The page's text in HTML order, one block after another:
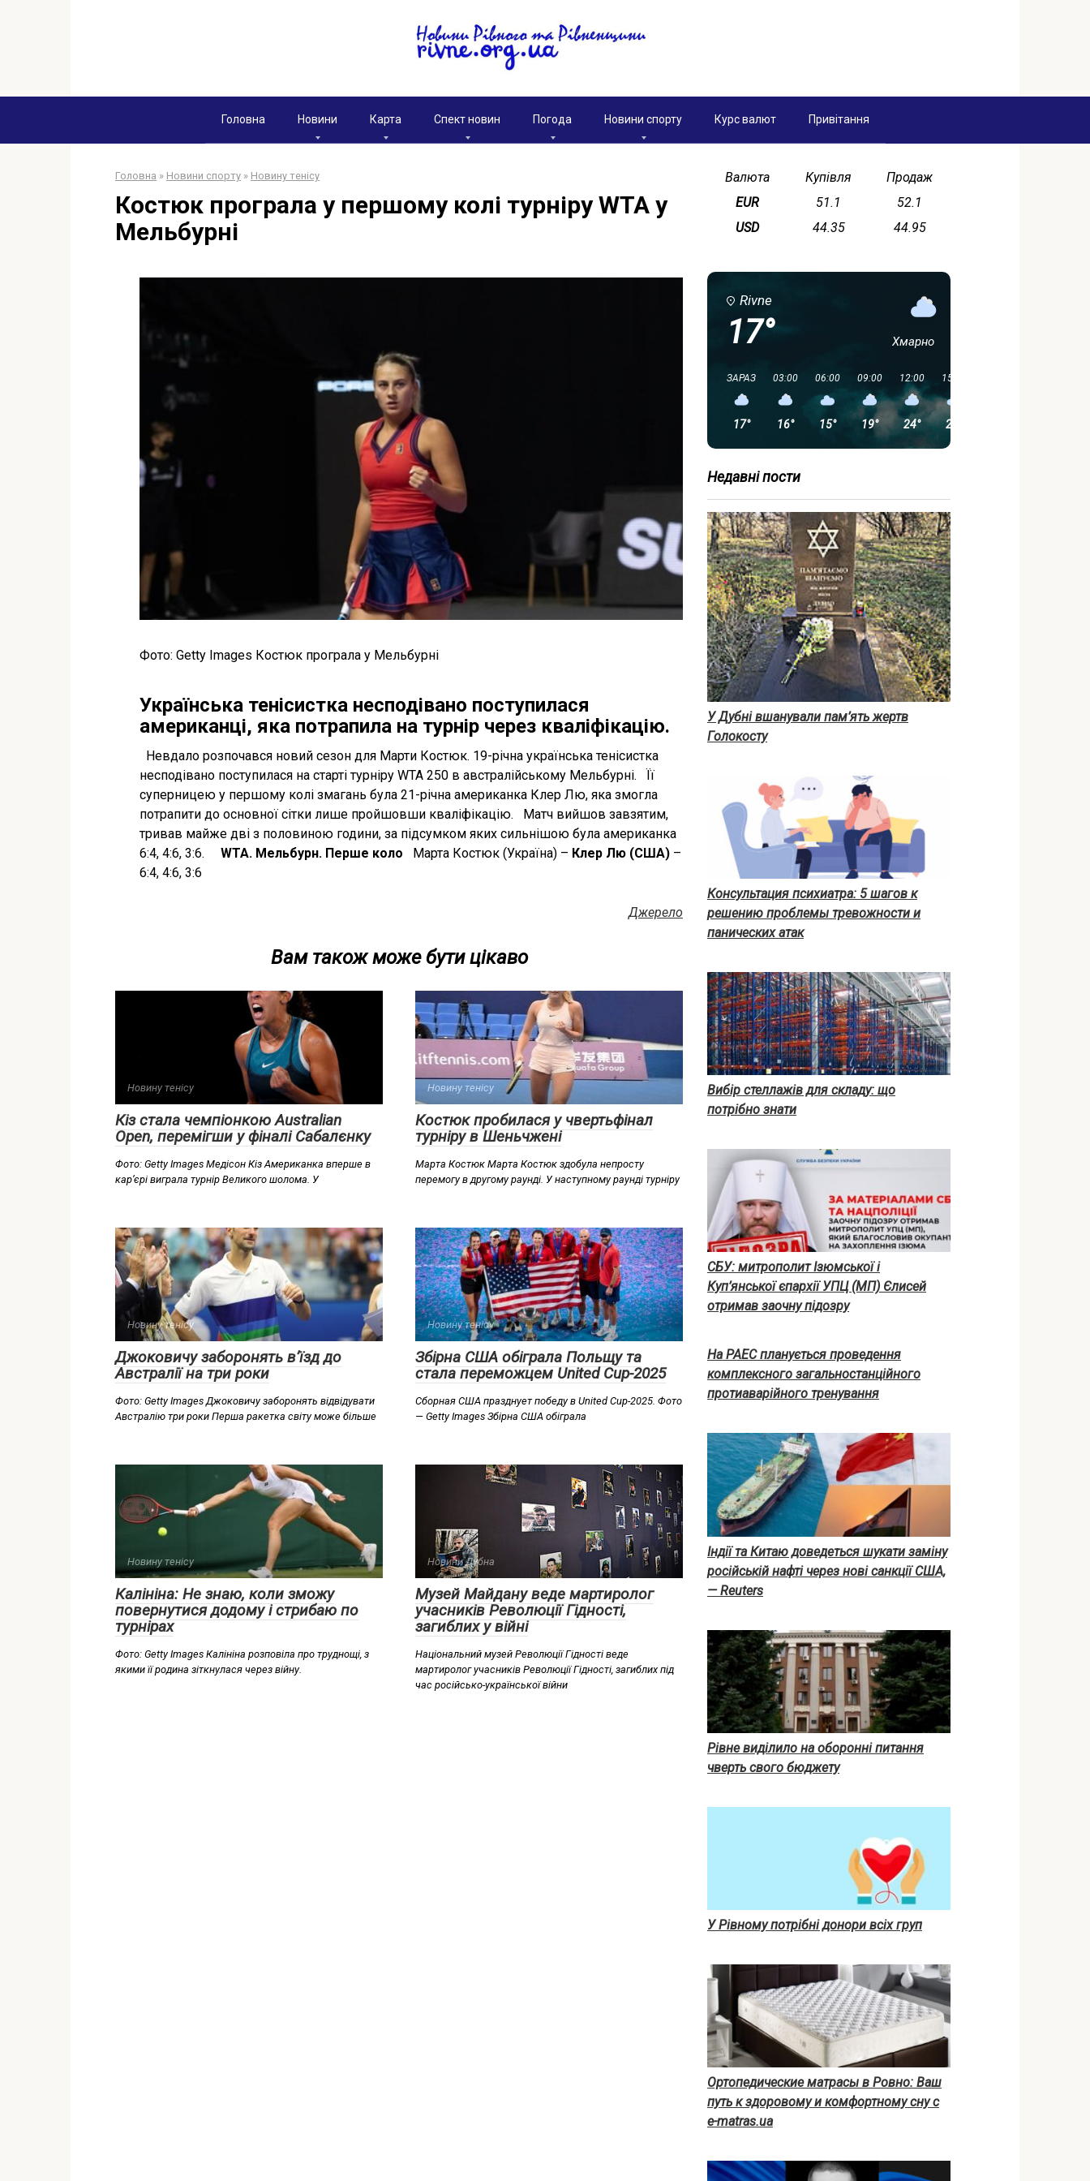
Головна Новини Карта Спект новин Погода Новини спорту Курс валют Привітання
Головна » Новини спорту » Новину тенісу
Костюк програла у першому колі турніру WTA у
Мельбурні
Фото: Getty Images Костюк програла у Мельбурні
Українська тенісистка несподівано поступилася
американці, яка потрапила на турнір через кваліфікацію.
Невдало розпочався новий сезон для Марти Костюк. 19-річна українська тенісистка
несподівано поступилася на старті турніру WTA 250 в австралійському Мельбурні. Її
суперницею у першому колі змагань була 21-річна американка Клер Лю, яка змогла
потрапити до основної сітки лише пройшовши кваліфікацію. Матч вийшов завзятим,
тривав майже дві з половиною години, за підсумком яких сильнішою була американка
6:4, 4:6, 3:6. WTA. Мельбурн. Перше коло Марта Костюк (Україна) – Клер Лю (США) –
6:4, 4:6, 3:6
Джерело
Вам також може бути цікаво
Новину тенісу
Кіз стала чемпіонкою Australian
Open, перемігши у фіналі Сабалєнку
Фото: Getty Images Медісон Кіз Американка вперше в
кар’єрі виграла турнір Великого шолома. У
Новину тенісу
Костюк пробилася у чвертьфінал
турніру в Шеньчжені
Марта Костюк Марта Костюк здобула непросту
перемогу в другому раунді. У наступному раунді турніру
Новину тенісу
Джоковичу заборонять в’їзд до
Австралії на три роки
Фото: Getty Images Джоковичу заборонять відвідувати
Австралію три роки Перша ракетка світу може більше
Новину тенісу
Збірна США обіграла Польщу та
стала переможцем United Cup-2025
Сборная США празднует победу в United Cup-2025. Фото
— Getty Images Збірна США обіграла
Новину тенісу
Калініна: Не знаю, коли зможу
повернутися додому і стрибаю по
турнірах
Фото: Getty Images Калініна розповіла про труднощі, з
якими її родина зіткнулася через війну.
Новини Дубна
Музей Майдану веде мартиролог
учасників Революції Гідності,
загиблих у війні
Національний музей Революції Гідності веде
мартиролог учасників Революції Гідності, загиблих під
час російсько-української війни
Валюта Купівля
Продаж
EUR
51.1
52.1
USD
44.35 44.95
Rivne
17° Хмарно
ЗАРАЗ
17°
03:00
16°
06:00
15°
09:00
19°
12:00
24°
15:00
27°
Недавні пости
У Дубні вшанували пам’ять жертв
Голокосту
Консультация психиатра: 5 шагов к
решению проблемы тревожности и
панических атак
Вибір стеллажів для складу: що
потрібно знати
​СБУ: митрополит Ізюмської і
Куп’янської єпархії УПЦ (МП) Єлисей
отримав заочну підозру
На РАЕС планується проведення
комплексного загальностанційного
протиаварійного тренування
Індії та Китаю доведеться шукати заміну
російській нафті через нові санкції США,
— Reuters
Рівне виділило на оборонні питання
чверть свого бюджету
У Рівному потрібні донори всіх груп
Ортопедические матрасы в Ровно: Ваш
путь к здоровому и комфортному сну c
e-matras.ua